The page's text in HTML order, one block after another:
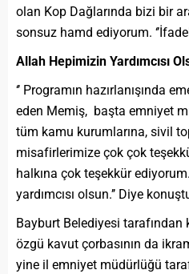
olan Kop Dağlarında bizi bir
sonsuz hamd ediyorum.
Allah Hepimizin Yardımcısı
‘’ Programın hazırlanışında
eden Memiş, başta emniyet
tüm kamu kurumlarına, sivil
misafirlerimize çok çok
halkına çok teşekkür
yardımcısı olsun.’’ Diye
Bayburt Belediyesi tarafından
özgü kavut çorbasının da
yine il emniyet müdürlüğü